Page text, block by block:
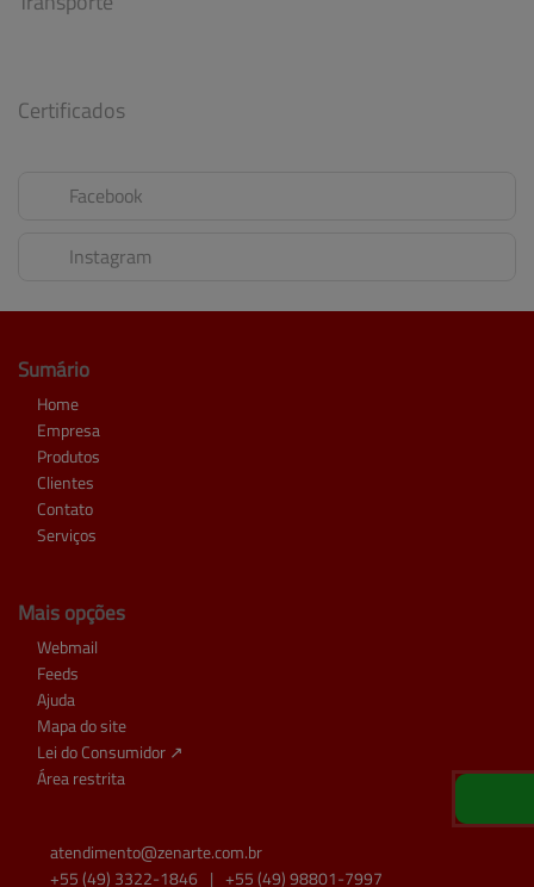
Certificados
Facebook
Instagram
Sumário
Home
Empresa
Produtos
Clientes
Contato
Serviços
Mais opções
Webmail
Feeds
Ajuda
Mapa do site
Lei do Consumidor ↗
Área restrita
atendimento@zenarte.com.br
+55 (49) 3322-1846 | +55 (49) 98801-7997